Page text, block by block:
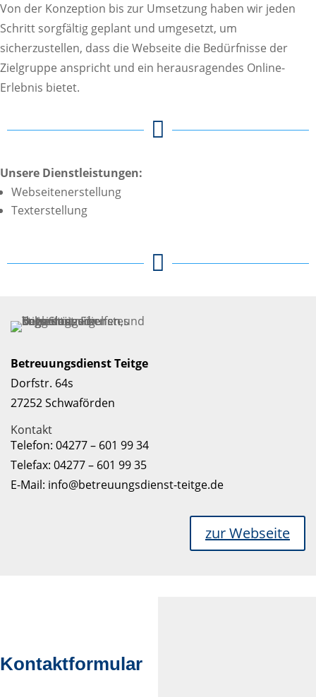
Von der Konzeption bis zur Umsetzung haben wir jeden
Schritt sorgfältig geplant und umgesetzt, um
sicherzustellen, dass die Webseite die Bedürfnisse der
Zielgruppe anspricht und ein herausragendes Online-
Erlebnis bietet.

Unsere Dienstleistungen:
Webseitenerstellung
Texterstellung

Betreuungsdienst Teitge
Dorfstr. 64s
27252 Schwaförden
Kontakt
Telefon: 04277 – 601 99 34
Telefax: 04277 – 601 99 35
E-Mail: info@betreuungsdienst-teitge.de
zur Webseite
Kontaktformular